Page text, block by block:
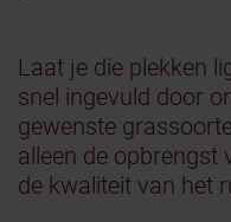
Laat je die plekken
snel ingevuld door
gewenste
alleen de opbrengst
de kwaliteit van het